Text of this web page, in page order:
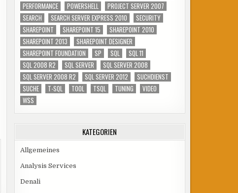
PERFORMANCE
POWERSHELL
PROJECT SERVER 2007
SEARCH
SEARCH SERVER EXPRESS 2010
SECURITY
SHAREPOINT
SHAREPOINT 15
SHAREPOINT 2010
SHAREPOINT 2013
SHAREPOINT DESIGNER
SHAREPOINT FOUNDATION
SP SQL
SQL 11
SQL 2008 R2
SQL SERVER
SQL SERVER 2008
SQL SERVER 2008 R2
SQL SERVER 2012
SUCHDIENST
SUCHE
T-SQL TOOL TSQL TUNING
VIDEO
WSS
KATEGORIEN
Allgemeines
Analysis Services
Denali